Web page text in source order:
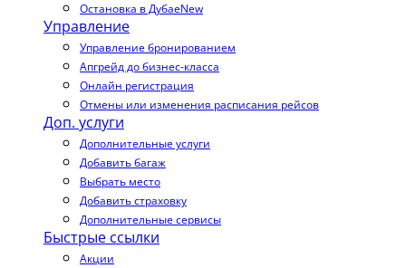
Остановка в ДубаеNew
Управление
Управление бронированием
Апгрейд до бизнес-класса
Онлайн регистрация
Отмены или изменения расписания рейсов
Доп. услуги
Дополнительные услуги
Добавить багаж
Выбрать место
Добавить страховку
Дополнительные сервисы
Быстрые ссылки
Акции